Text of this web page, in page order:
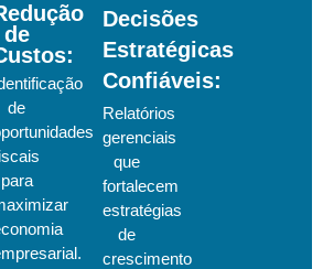
de
de
para
Decisões
Estratégicas
Confiáveis:
Relatórios
gerenciais
que
fortalecem
estratégias
de
crescimento